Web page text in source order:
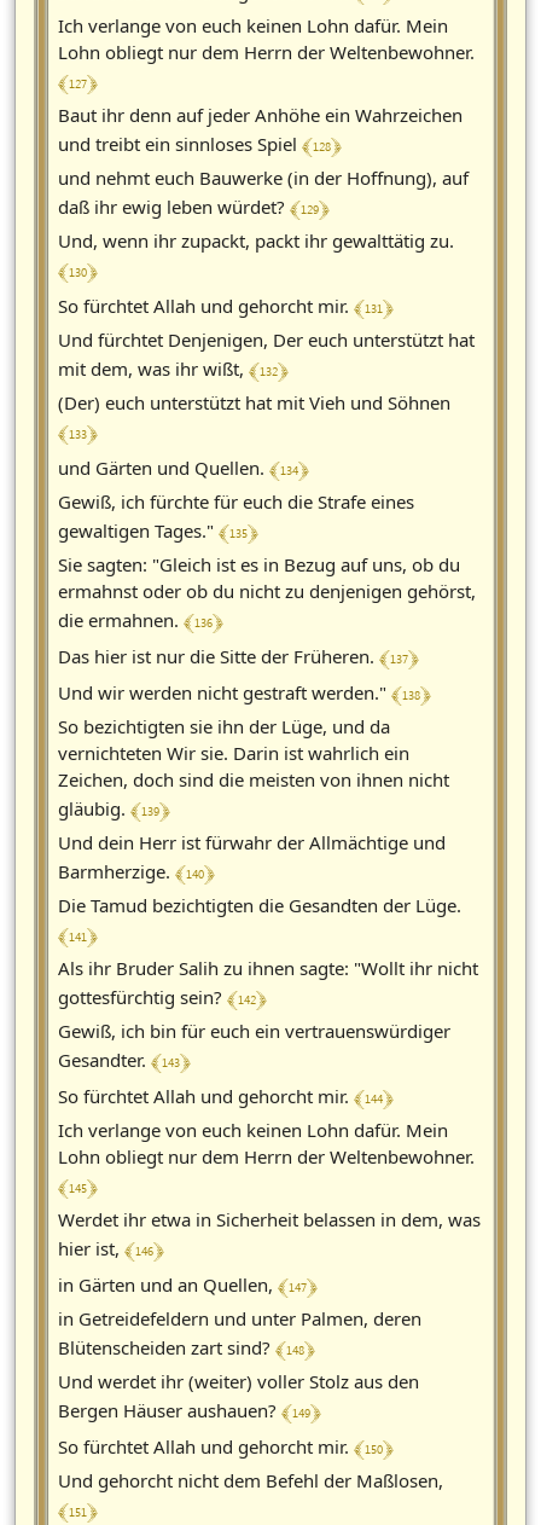
Ich verlange von euch keinen Lohn dafür. Mein
Lohn obliegt nur dem Herrn der Weltenbewohner.
﴾ 127 ﴿
Baut ihr denn auf jeder Anhöhe ein Wahrzeichen
und treibt ein sinnloses Spiel ﴾ 128 ﴿
und nehmt euch Bauwerke (in der Hoffnung), auf
daß ihr ewig leben würdet? ﴾ 129 ﴿
Und, wenn ihr zupackt, packt ihr gewalttätig zu.
﴾ 130 ﴿
So fürchtet Allah und gehorcht mir. ﴾ 131 ﴿
Und fürchtet Denjenigen, Der euch unterstützt hat
mit dem, was ihr wißt, ﴾ 132 ﴿
(Der) euch unterstützt hat mit Vieh und Söhnen
﴾ 133 ﴿
und Gärten und Quellen. ﴾ 134 ﴿
Gewiß, ich fürchte für euch die Strafe eines
gewaltigen Tages." ﴾ 135 ﴿
Sie sagten: "Gleich ist es in Bezug auf uns, ob du
ermahnst oder ob du nicht zu denjenigen gehörst,
die ermahnen. ﴾ 136 ﴿
Das hier ist nur die Sitte der Früheren. ﴾ 137 ﴿
Und wir werden nicht gestraft werden." ﴾ 138 ﴿
So bezichtigten sie ihn der Lüge, und da
vernichteten Wir sie. Darin ist wahrlich ein
Zeichen, doch sind die meisten von ihnen nicht
gläubig. ﴾ 139 ﴿
Und dein Herr ist fürwahr der Allmächtige und
Barmherzige. ﴾ 140 ﴿
Die Tamud bezichtigten die Gesandten der Lüge.
﴾ 141 ﴿
Als ihr Bruder Salih zu ihnen sagte: "Wollt ihr nicht
gottesfürchtig sein? ﴾ 142 ﴿
Gewiß, ich bin für euch ein vertrauenswürdiger
Gesandter. ﴾ 143 ﴿
So fürchtet Allah und gehorcht mir. ﴾ 144 ﴿
Ich verlange von euch keinen Lohn dafür. Mein
Lohn obliegt nur dem Herrn der Weltenbewohner.
﴾ 145 ﴿
Werdet ihr etwa in Sicherheit belassen in dem, was
hier ist, ﴾ 146 ﴿
in Gärten und an Quellen, ﴾ 147 ﴿
in Getreidefeldern und unter Palmen, deren
Blütenscheiden zart sind? ﴾ 148 ﴿
Und werdet ihr (weiter) voller Stolz aus den
Bergen Häuser aushauen? ﴾ 149 ﴿
So fürchtet Allah und gehorcht mir. ﴾ 150 ﴿
Und gehorcht nicht dem Befehl der Maßlosen,
﴾ 151 ﴿